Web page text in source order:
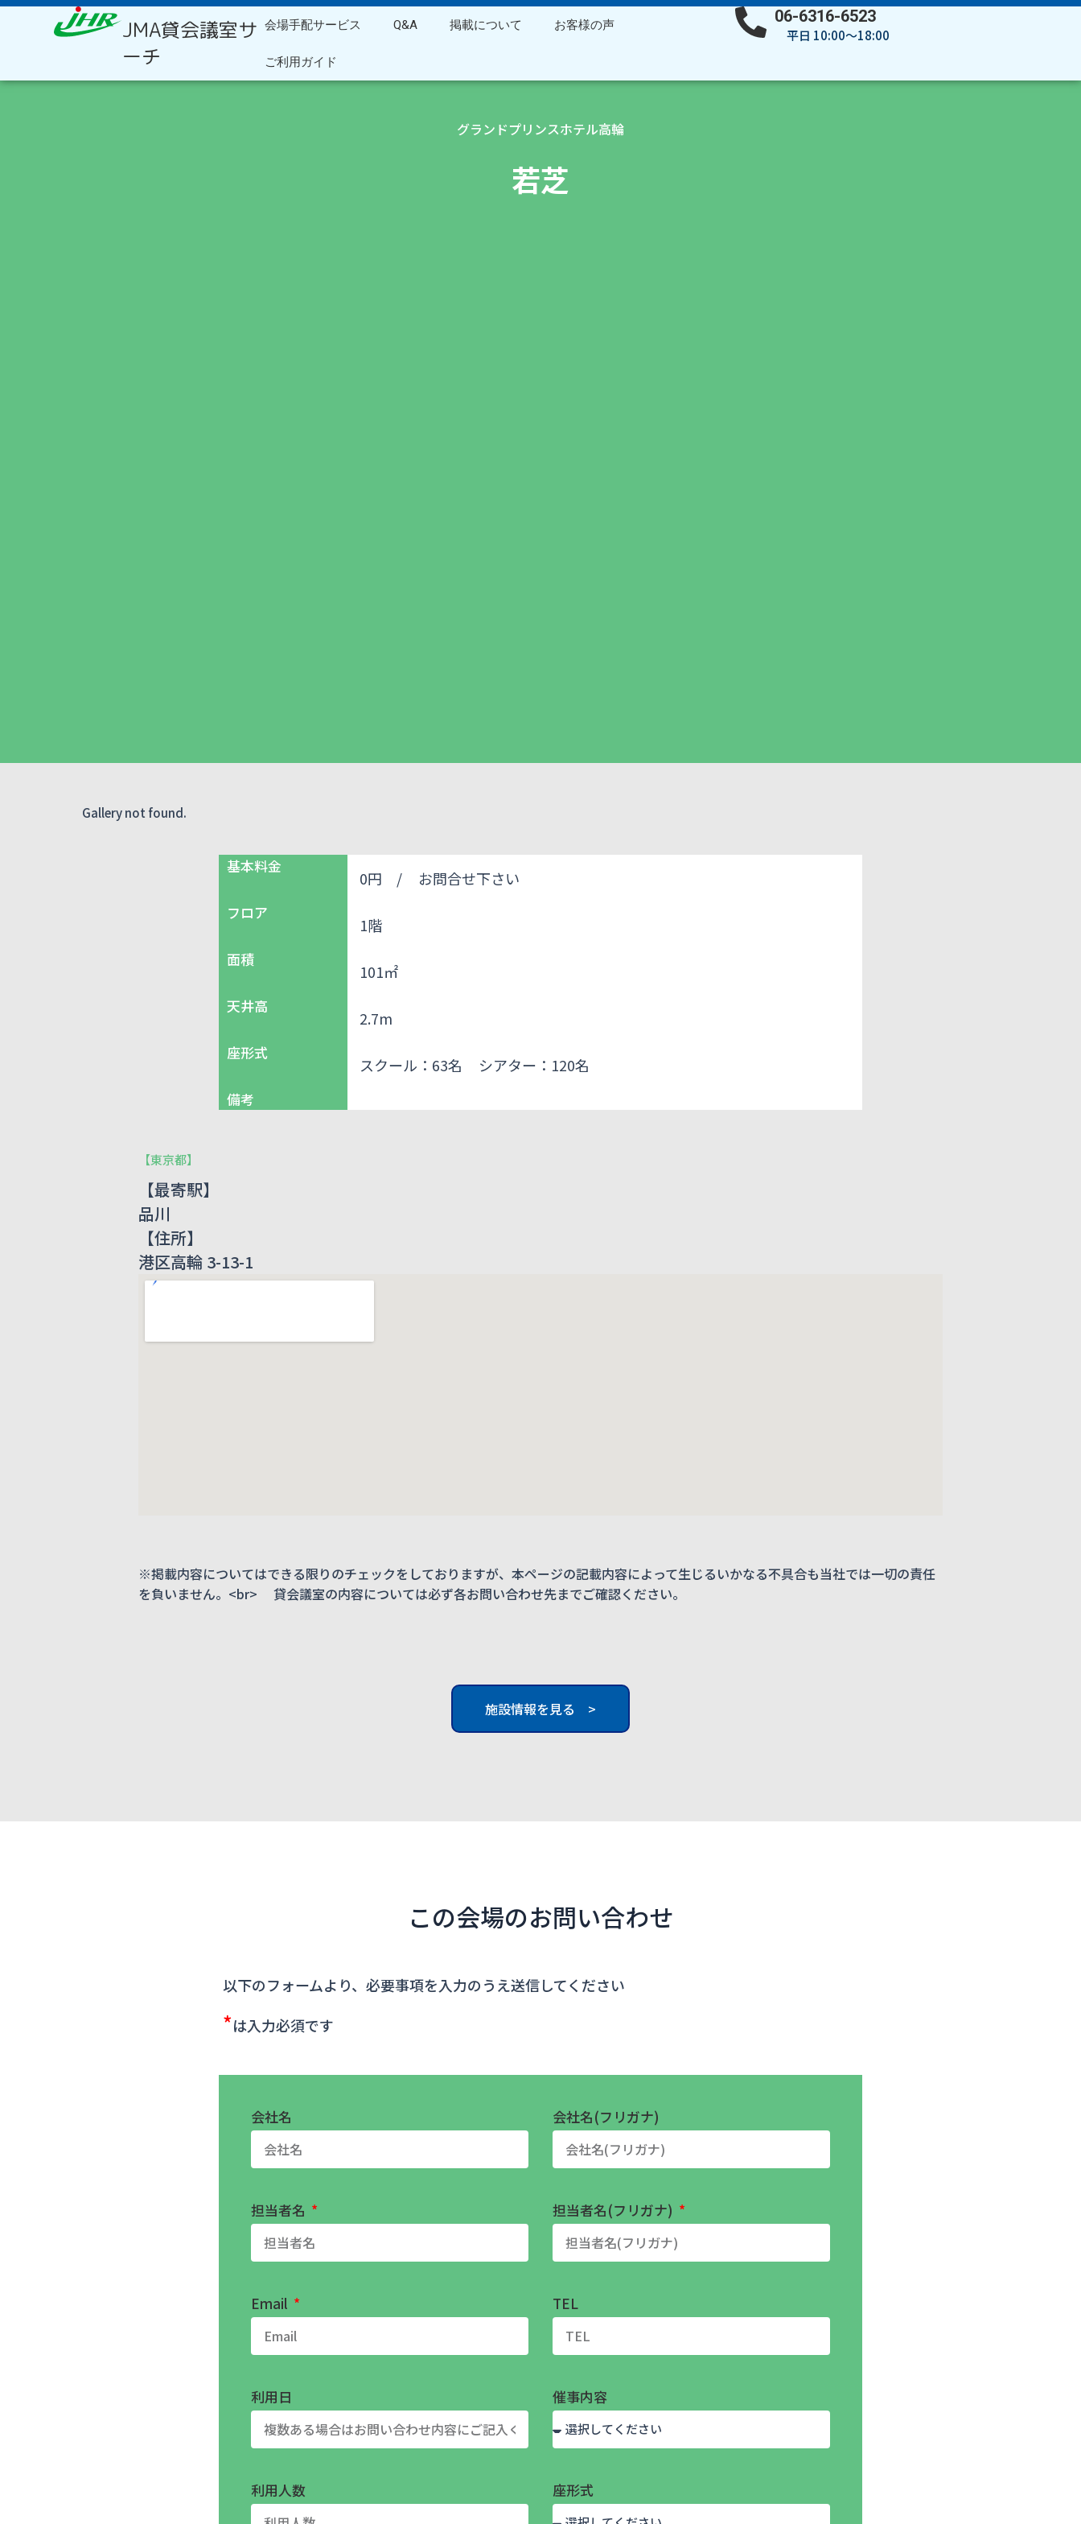
内
キ
JMA貸会議室サ
ーチ
会場手配サービス Q&A 掲載について お客様の声
ご利用ガイド
06-6316-6523
平日 10:00～18:00
グランドプリンスホテル高輪
若芝
Gallery not found.
基本料金
0円 / お問合せ下さい
フロア
1階
面積
101㎡
天井高
2.7m
座形式
スクール：63名 シアター：120名
備考
【東京都】
【最寄駅】
品川
【住所】
港区高輪 3-13-1
※掲載内容についてはできる限りのチェックをしておりますが、本ページの記載内容によって生じるいかなる不具合も当社では一切の責任
を負いません。<br> 貸会議室の内容については必ず各お問い合わせ先までご確認ください。
施設情報を見る >
この会場のお問い合わせ
以下のフォームより、必要事項を入力のうえ送信してください
*は入力必須です
会社名 会社名(フリガナ)
担当者名 担当者名(フリガナ)
Email TEL
利用日 催事内容
利用人数 座形式